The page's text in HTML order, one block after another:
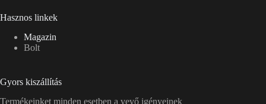
Hasznos linkek
Magazin
Bolt
Gyors kiszállítás
Termékeinket minden esetben a vevő igényeinek